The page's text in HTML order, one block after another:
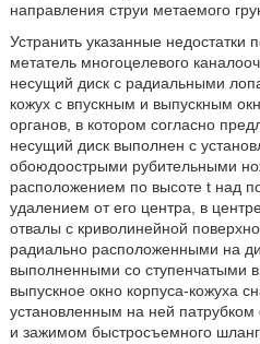
направления струи метаемого
Устранить указанные недостатки
метатель многоцелевого
несущий диск с радиальными
кожух с впускным и выпускным
органов, в котором согласно
несущий диск выполнен с
обоюдоострыми рубительными
расположением по высоте t над
удалением от его центра, в
отвалы с криволинейной
радиально расположенными на
выполненными со ступенчатыми
выпускное окно корпуса-кожуха
установленным на ней
и зажимом быстросъемного